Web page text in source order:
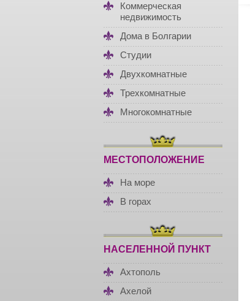
Коммерческая
недвижимость
Дома в Болгарии
Студии
Двухкомнатные
Трехкомнатные
Многокомнатные
МЕСТОПОЛОЖЕНИЕ
На море
В горах
НАСЕЛЕННОЙ ПУНКТ
Ахтополь
Ахелой